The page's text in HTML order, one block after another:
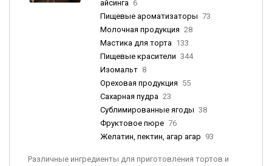
айсинга 6
Пищевые ароматизаторы 73
Молочная продукция 28
Мастика для торта 133
Пищевые красители 344
Изомальт 8
Ореховая продукция 55
Сахарная пудра 23
Сублимированные ягоды 38
Фруктовое пюре 76
Желатин, пектин, агар агар 93
Различные ингредиенты для приготовления тортов и